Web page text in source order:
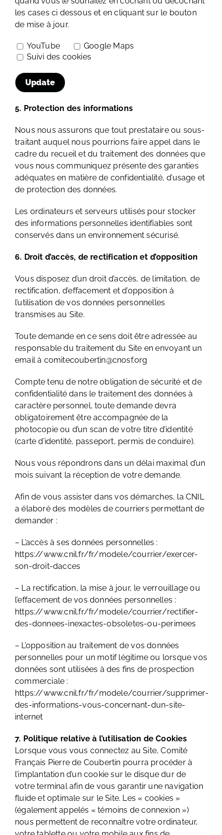
les cases ci dessous et en cliquant sur le bouton
de mise à jour.
YouTube
Google Maps
Suivi des cookies
5. Protection des informations
Nous nous assurons que tout prestataire ou sous-
traitant auquel nous pourrions faire appel dans le
cadre du recueil et du traitement des données que
vous nous communiquez présente des garanties
adéquates en matière de confidentialité, d’usage et
de protection des données.
Les ordinateurs et serveurs utilisés pour stocker
des informations personnelles identifiables sont
conservés dans un environnement sécurisé.
6. Droit d’accès, de rectification et d’opposition
Vous disposez d’un droit d’accès, de limitation, de
rectification, d’effacement et d’opposition à
l’utilisation de vos données personnelles
transmises au Site.
Toute demande en ce sens doit être adressée au
responsable du traitement du Site en envoyant un
email à comitecoubertin@cnosf.org
Compte tenu de notre obligation de sécurité et de
confidentialité dans le traitement des données à
caractère personnel, toute demande devra
obligatoirement être accompagnée de la
photocopie ou d’un scan de votre titre d’identité
(carte d’identité, passeport, permis de conduire).
Nous vous répondrons dans un délai maximal d’un
mois suivant la réception de votre demande.
Afin de vous assister dans vos démarches, la CNIL
a élaboré des modèles de courriers permettant de
demander :
– L’accès à ses données personnelles :
https://www.cnil.fr/fr/modele/courrier/exercer-
son-droit-dacces
– La rectification, la mise à jour, le verrouillage ou
l’effacement de vos données personnelles :
https://www.cnil.fr/fr/modele/courrier/rectifier-
des-donnees-inexactes-obsoletes-ou-perimees
– L’opposition au traitement de vos données
personnelles pour un motif légitime ou lorsque vos
données sont utilisées à des fins de prospection
commerciale :
https://www.cnil.fr/fr/modele/courrier/supprimer-
des-informations-vous-concernant-dun-site-
internet
7. Politique relative à l’utilisation de Cookies
Lorsque vous vous connectez au Site, Comité
Français Pierre de Coubertin pourra procéder à
l’implantation d’un cookie sur le disque dur de
votre terminal afin de vous garantir une navigation
fluide et optimale sur le Site. Les « cookies »
(également appelés « témoins de connexion »)
nous permettent de reconnaître votre ordinateur,